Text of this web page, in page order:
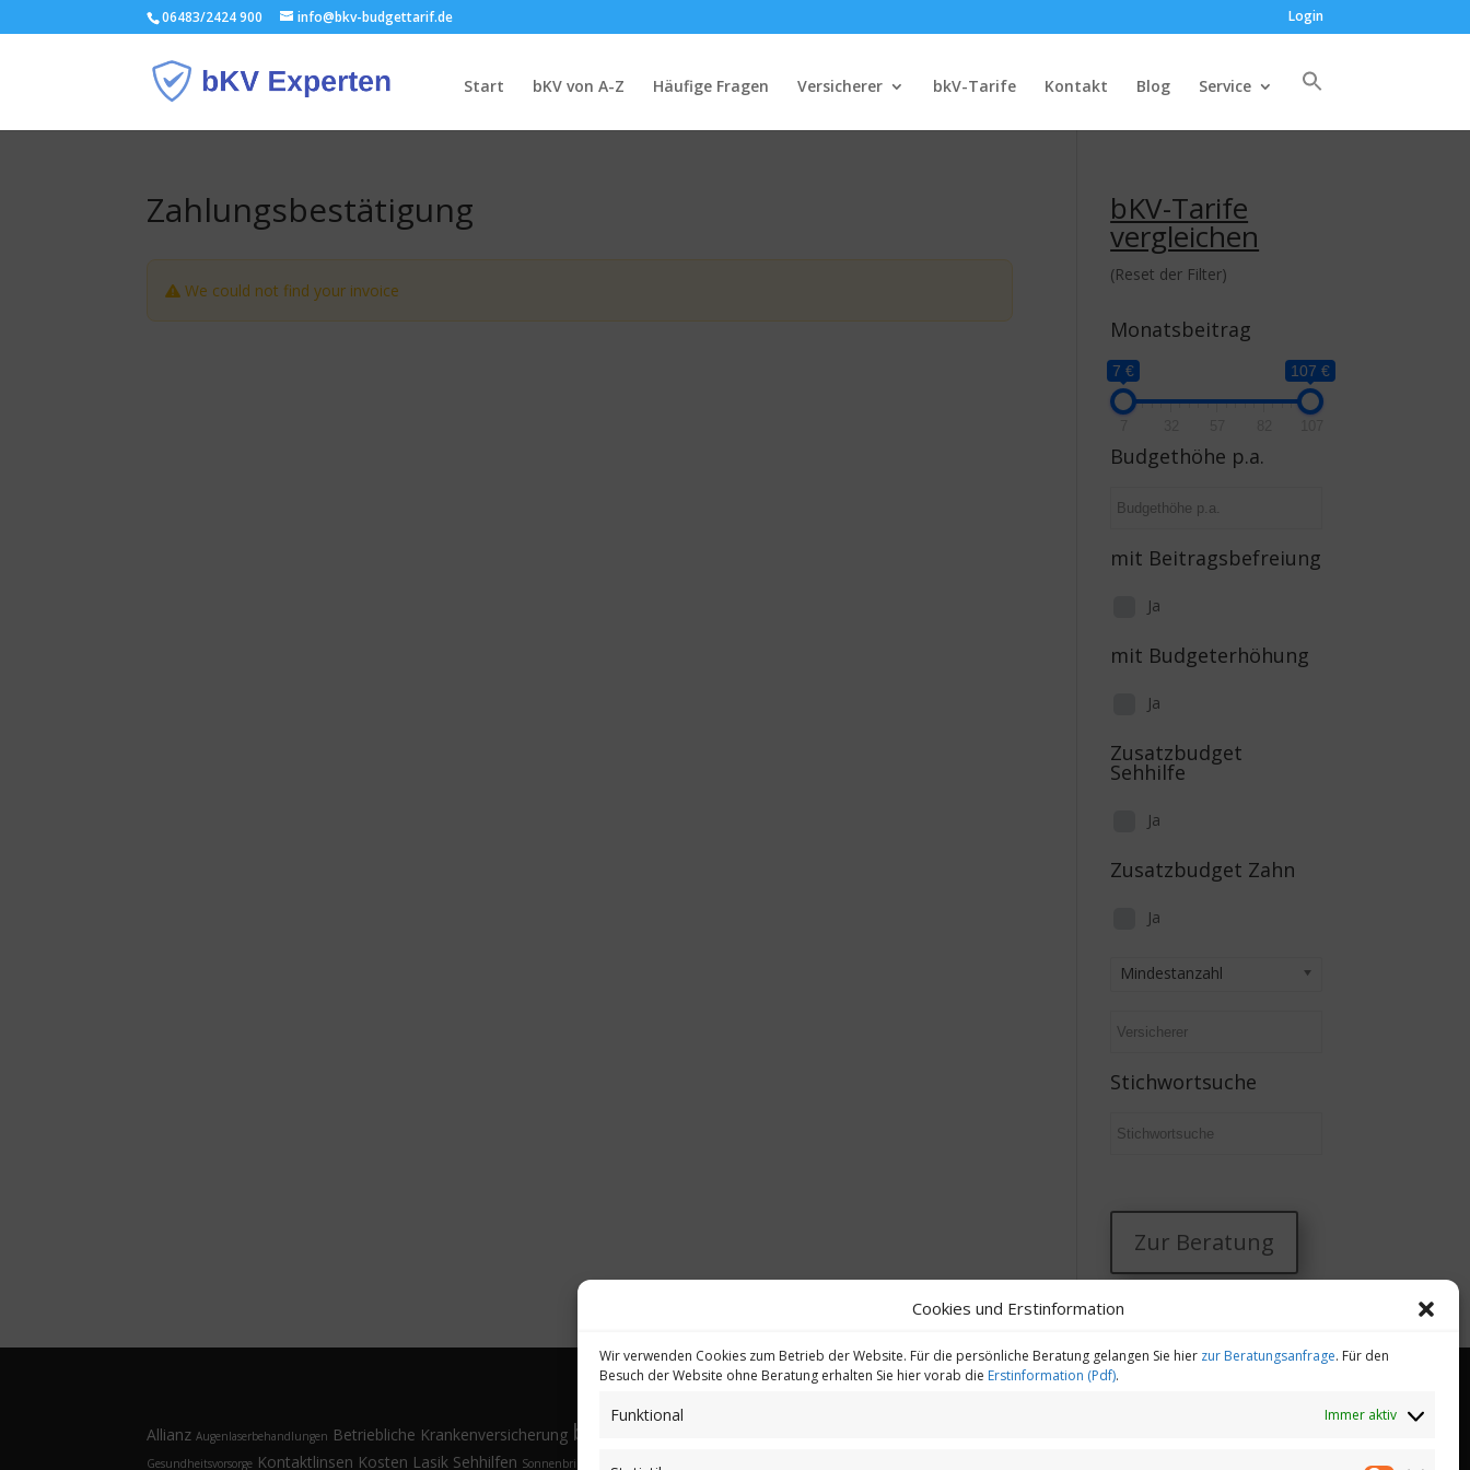
Cookies und Erstinformation
Wir verwenden Cookies zum Betrieb der Website. Für die persönliche Beratung gelangen Sie hier zur Beratungsanfrage. Für den
Besuch der Website ohne Beratung erhalten Sie hier vorab die Erstinformation (Pdf).
Funktional Immer aktiv
06483/2424 900 info@bkv-budgettarif.de Login
Start bKV von A-Z Häufige Fragen Versicherer bkV-Tarife Kontakt Blog Service
Zahlungsbestätigung
We could not find your invoice
bKV-Tarife
vergleichen
(Reset der Filter)
Monatsbeitrag
7 € 107 €
Budgethöhe p.a.
mit Beitragsbefreiung
Ja
mit Budgeterhöhung
Ja
Zusatzbudget
Sehhilfe
Ja
Zusatzbudget Zahn
Ja
Mindestanzahl
Stichwortsuche
Zur Beratung
Allianz Augenlaserbehandlungen Betriebliche Krankenversicherung bkV
Gesundheitsvorsorge Kontaktlinsen Kosten Lasik Sehhilfen Sonnenbrille